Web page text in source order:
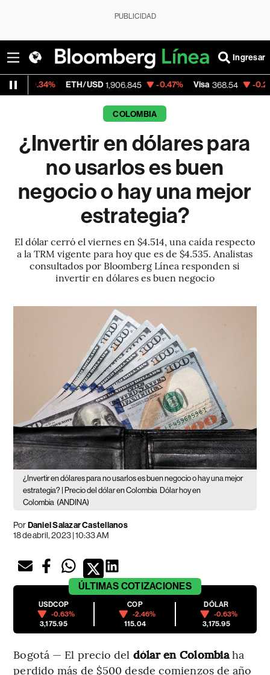
PUBLICIDAD
Ingresar
ETH/USD 1,906.845 -0.47% Visa 368.54 -0.28%
COLOMBIA
¿Invertir en dólares para
no usarlos es buen
negocio o hay una mejor
estrategia?
El dólar cerró el viernes en $4.514, una caída respecto
a la TRM vigente para hoy que es de $4.535. Analistas
consultados por Bloomberg Línea responden si
invertir en dólares es buen negocio
¿Invertir en dólares para no usarlos es buen negocio o hay una mejor
estrategia? | Precio del dólar en Colombia Dólar hoy en
Colombia (ANDINA)
PorDaniel Salazar Castellanos
18 de abril, 2023 | 10:33 AM
ÚLTIMAS COTIZACIONES
USDCOP
-0.63%
3,175.95
COP
-2.46%
115.04
DÓLAR
-0.63%
3,175.95
Bogotá — El precio del dólar en Colombiaha
perdido más de $500 desde comienzos de año